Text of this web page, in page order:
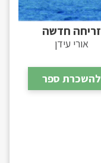
זריחה חדשה
אורי עידן
להשכרת ספר